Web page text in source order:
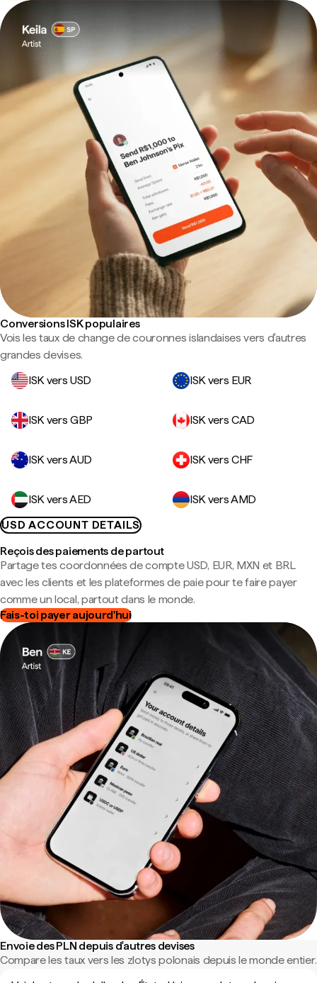
Conversions ISK populaires
Vois les taux de change de couronnes islandaises vers d'autres
grandes devises.
ISK vers USD
ISK vers EUR
ISK vers GBP ISK vers CAD
ISK vers AUD ISK vers CHF
ISK vers AED
ISK vers AMD
USD ACCOUNT DETAILS
Reçois des paiements de partout
Partage tes coordonnées de compte USD, EUR, MXN et BRL
avec les clients et les plateformes de paie pour te faire payer
comme un local, partout dans le monde.
Fais-toi payer aujourd'hui
Envoie des PLN depuis d'autres devises
Compare les taux vers les zlotys polonais depuis le monde entier.